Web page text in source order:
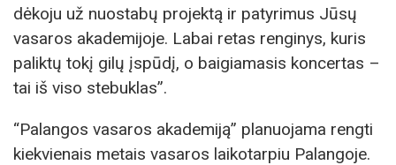
dėkoju už nuostabų projektą ir patyrimus Jūsų
vasaros akademijoje. Labai retas renginys, kuris
paliktų tokį gilų įspūdį, o baigiamasis koncertas –
tai iš viso stebuklas”.
“Palangos vasaros akademiją” planuojama rengti
kiekvienais metais vasaros laikotarpiu Palangoje.